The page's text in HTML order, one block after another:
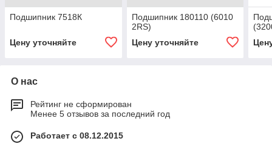
Подшипник 7518К
Цену уточняйте
Подшипник 180110 (6010
2RS)
Цену уточняйте
О нас
Рейтинг не сформирован
Менее 5 отзывов за последний год
Работает с 08.12.2015